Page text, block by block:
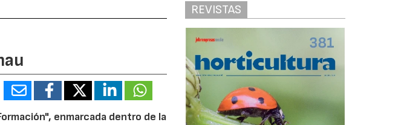
enmarcada dentro de la
REVISTAS